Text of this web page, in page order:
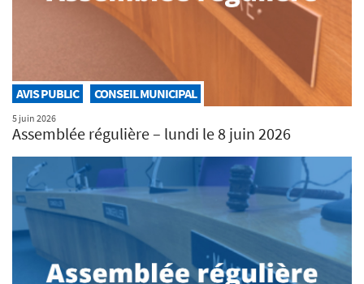
AVIS PUBLIC CONSEIL MUNICIPAL
5 juin 2026
Assemblée régulière – lundi le 8 juin 2026